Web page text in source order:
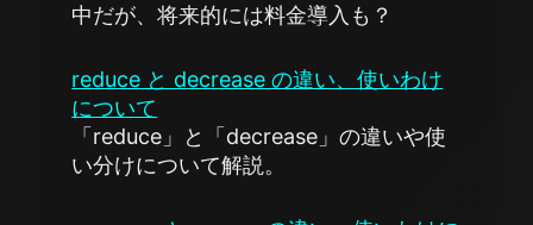
中だが、将来的には料金導入も？
reduce と decrease の違い、使いわけ
について
「reduce」と「decrease」の違いや使
い分けについて解説。